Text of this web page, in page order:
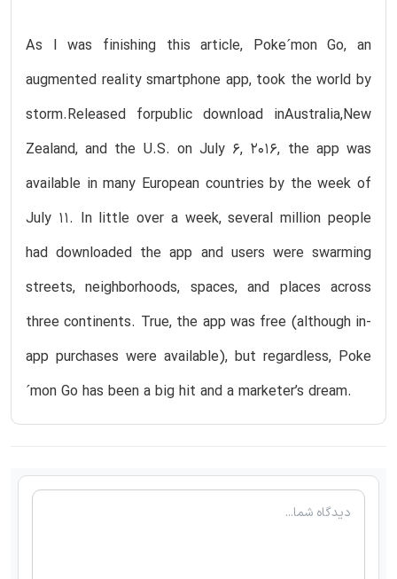
As I was finishing this article, Poke´mon Go, an
augmented reality smartphone app, took the world by
storm.Released forpublic download inAustralia,New
Zealand, and the U.S. on July 6, 2016, the app was
available in many European countries by the week of
July 11. In little over a week, several million people
had downloaded the app and users were swarming
streets, neighborhoods, spaces, and places across
three continents. True, the app was free (although in-
app purchases were available), but regardless, Poke
´mon Go has been a big hit and a marketer’s dream.